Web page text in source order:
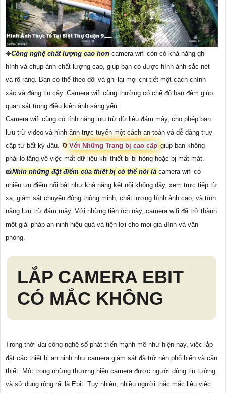
❈Công nghệ chất lượng cao hơn camera wifi còn có khả năng ghi
hình và chụp ảnh chất lượng cao, giúp bạn có được hình ảnh sắc nét
và rõ ràng. Bạn có thể theo dõi và ghi lại mọi chi tiết một cách chính
xác và đáng tin cậy. Camera wifi cũng thường có chế độ ban đêm giúp
quan sát trong điều kiện ánh sáng yếu.
Camera wifi cũng có tính năng lưu trữ dữ liệu đám mây, cho phép bạn
lưu trữ video và hình ảnh trực tuyến một cách an toàn và dễ dàng truy
cập từ bất kỳ đâu. 🔄 Với Những Trang bị cao cấp giúp bạn không
phải lo lắng về việc mất dữ liệu khi thiết bị bị hỏng hoặc bị mất mát.
📸Nhìn những đặt điểm của thiết bị có thể nói là camera wifi có
nhiều ưu điểm nổi bật như khả năng kết nối không dây, xem trực tiếp từ
xa, giám sát chuyển động thông minh, chất lượng hình ảnh cao, và tính
năng lưu trữ đám mây. Với những tiện ích này, camera wifi đã trở thành
một giải pháp an ninh hiệu quả và tiện lợi cho mọi gia đình và văn
phòng.
LẮP CAMERA EBIT
CÓ MẮC KHÔNG
Trong thời đại công nghệ số phát triển mạnh mẽ như hiện nay, việc lắp
đặt các thiết bị an ninh như camera giám sát đã trở nên phổ biến và cần
thiết. Một trong những thương hiệu camera được người dùng tin tưởng
và sử dụng rộng rãi là Ebit. Tuy nhiên, nhiều người thắc mắc liệu việc